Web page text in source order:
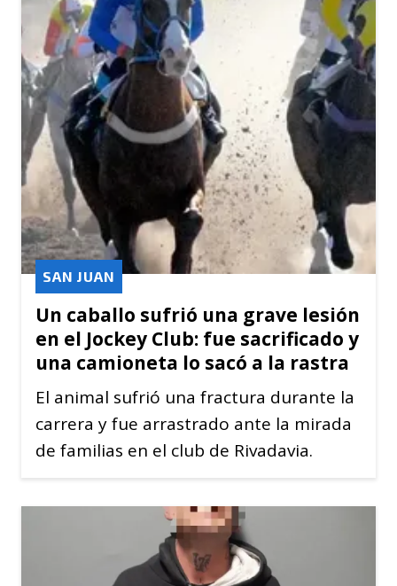
Un caballo sufrió una grave lesión
en el Jockey Club: fue sacrificado y
una camioneta lo sacó a la rastra
SAN JUAN
El animal sufrió una fractura durante la
carrera y fue arrastrado ante la mirada
de familias en el club de Rivadavia.